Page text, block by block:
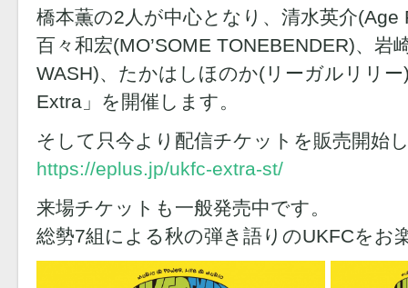
橋本薫の2人が中心となり、清水英介(Age
百々和宏(MO’SOME TONEBENDER)、岩
WASH)、たかはしほのか(リーガルリリ
Extra」を開催します。
そして只今より配信チケットを販売開始
https://eplus.jp/ukfc-extra-st/
来場チケットも一般発売中です。
総勢7組による秋の弾き語りのUKFCをお